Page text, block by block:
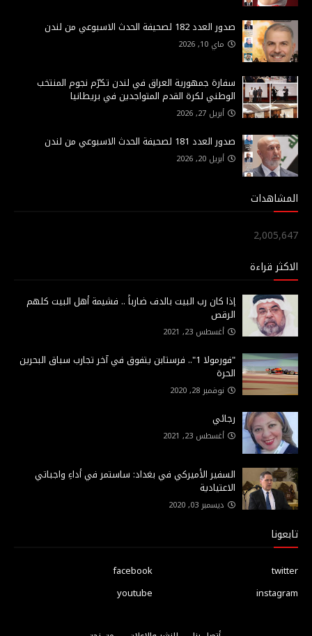
صدور العدد 182 لصحيفة الحدث الاسبوعي من لندن
ماي 10, 2026
سفارة جمهورية العراق في لندن تكرّم نجوم المنتخب
الوطني لكرة القدم المتواجدين في بريطانيا
أبريل 27, 2026
صدور العدد 181 لصحيفة الحدث الاسبوعي من لندن
أبريل 20, 2026
المشاهدات
2,005,647
الاكثر قراءة
إذا كان رب البيت بالدف ضارباً .. فشيمة أهل البيت كلهم
الرقص
أغسطس 23, 2021
"فورمولا 1".. فرستابن يتفوق في آخر تجارب سباق البحرين
الحرة
نوفمبر 28, 2020
رجائي
أغسطس 23, 2021
السفير الأميركي في بغداد: ساستمر في أداءِ واجباتي
الاعتيادية
ديسمبر 03, 2020
تابعونا
facebook
twitter
youtube
instagram